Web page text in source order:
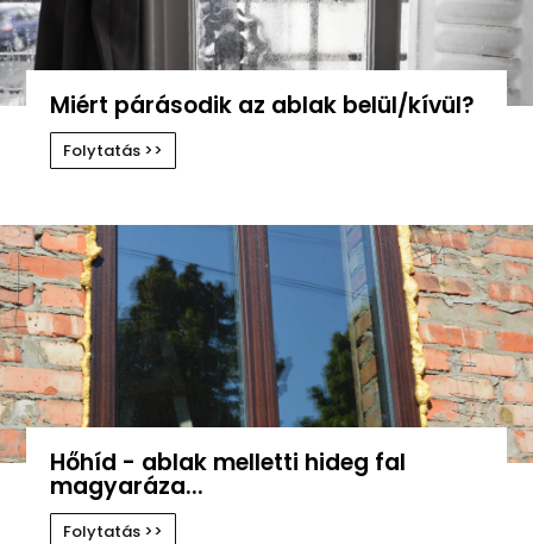
Miért párásodik az ablak belül/kívül?
Folytatás >>
Hőhíd - ablak melletti hideg fal
magyaráza...
Folytatás >>